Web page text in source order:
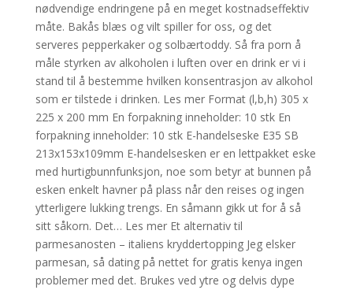
nødvendige endringene på en meget kostnadseffektiv
måte. Bakås blæs og vilt spiller for oss, og det
serveres pepperkaker og solbærtoddy. Så fra porn å
måle styrken av alkoholen i luften over en drink er vi i
stand til å bestemme hvilken konsentrasjon av alkohol
som er tilstede i drinken. Les mer Format (l,b,h) 305 x
225 x 200 mm En forpakning inneholder: 10 stk En
forpakning inneholder: 10 stk E-handelseske E35 SB
213x153x109mm E-handelsesken er en lettpakket eske
med hurtigbunnfunksjon, noe som betyr at bunnen på
esken enkelt havner på plass når den reises og ingen
ytterligere lukking trengs. En såmann gikk ut for å så
sitt såkorn. Det… Les mer Et alternativ til
parmesanosten – italiens kryddertopping Jeg elsker
parmesan, så dating på nettet for gratis kenya ingen
problemer med det. Brukes ved ytre og delvis dype